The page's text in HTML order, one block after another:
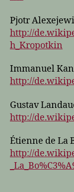
Pjotr
http://
h_Kropotkin
Immanuel
http://
Gustav
http://
Étienne de La
http://